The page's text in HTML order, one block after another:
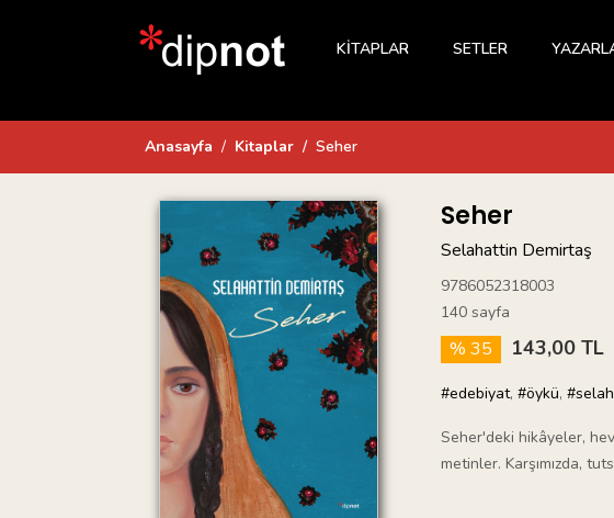
KİTAPLAR SETLER
Anasayfa Kitaplar Seher
Seher
Selahattin Demirtaş
9786052318003
140 sayfa
% 35 143,00 TL
#edebiyat, #öykü,
Seher'deki hikâyeler,
metinler. Karşımızda,